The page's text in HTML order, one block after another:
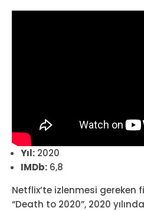
Yıl: 2020
IMDb: 6,8
Netflix’te izlenmesi gereken
“Death to 2020”, 2020